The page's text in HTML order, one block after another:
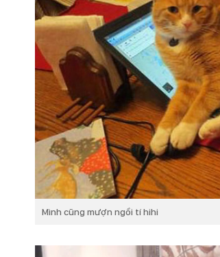
Mình cũng mượn ngồi tí hihi